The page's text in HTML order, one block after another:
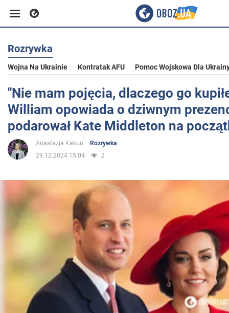
Biznes
Sport
Rozrywka
Życie
Polityka
Społeczeństwo
Wojna na Ukrainie
Rozrywka
Wojna Na Ukrainie Kontratak AFU Pomoc Wojskowa Dla
"Nie mam pojęcia, dlaczego go
William opowiada o dziwnym
podarował Kate Middleton na
Anastazja Kakun
Rozrywka
29.12.2024 15:04
2